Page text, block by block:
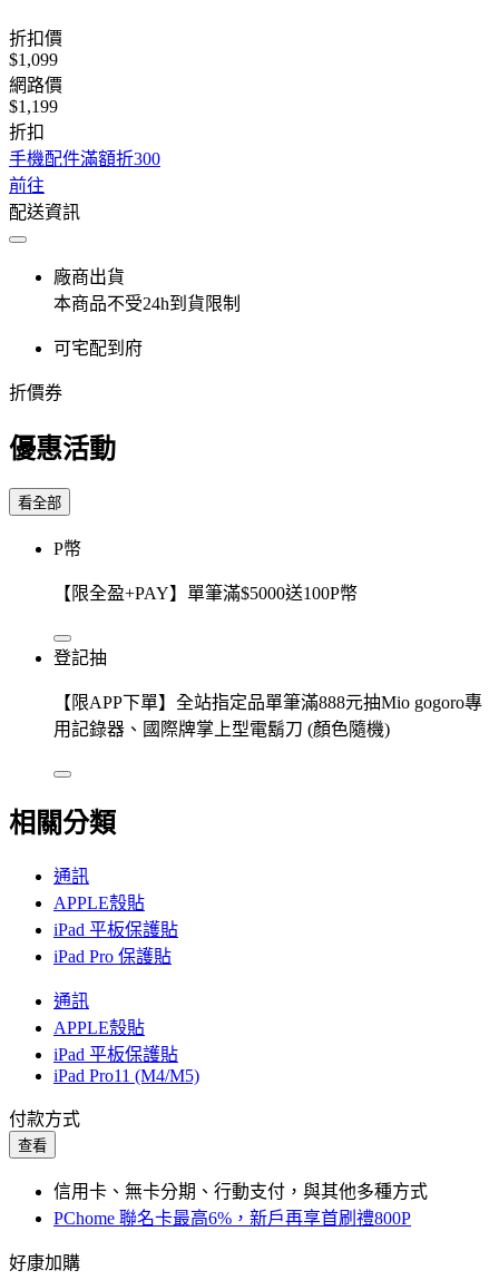
折扣價
$1,099
網路價
$1,199
折扣
手機配件滿額折300
前往
配送資訊
廠商出貨
本商品不受24h到貨限制
可宅配到府
折價券
優惠活動
看全部
P幣
【限全盈+PAY】單筆滿$5000送100P幣
登記抽
【限APP下單】全站指定品單筆滿888元抽Mio gogoro專
用記錄器、國際牌掌上型電鬍刀 (顏色隨機)
相關分類
通訊
APPLE殼貼
iPad 平板保護貼
iPad Pro 保護貼
通訊
APPLE殼貼
iPad 平板保護貼
iPad Pro11 (M4/M5)
付款方式
查看
信用卡、無卡分期、行動支付，與其他多種方式
PChome 聯名卡最高6%，新戶再享首刷禮800P
好康加購